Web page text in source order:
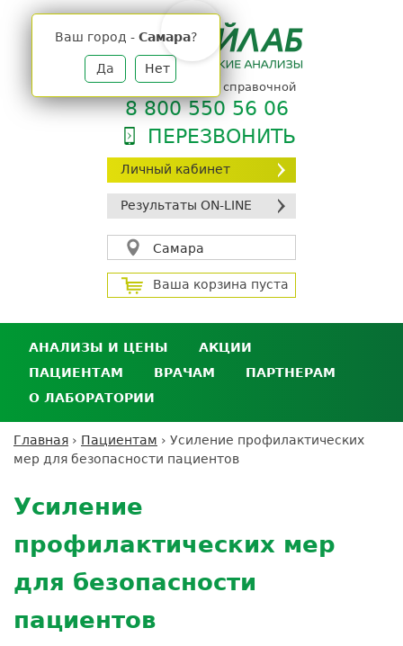
Личный кабинет
Результаты ON-LINE
Самара
Ваш город - Самара?
Да Нет
Ваша корзина пуста
телефон единой справочной
8 800 550 56 06
ПЕРЕЗВОНИТЬ
АНАЛИЗЫ И ЦЕНЫ
Анализы и цены
Где сдать анализы
Выезд на дом
Подготовка к анализам
АКЦИИ
ПАЦИЕНТАМ
Личный кабинет пациента
Дисконтная программа
ДМС
Усиление профилактических мер для
безопасности пациентов
ВРАЧАМ
Сотрудничество
Экскурсия в
ПАРТНЕРАМ
кабинет
партнёра
О ЛАБОРАТОРИИ
Контроль качества
Документы
Вы
Главная › Пациентам › Усиление профилактических
мер для безопасности пациентов
to
top
Усиление
профилактических мер
для безопасности
пациентов